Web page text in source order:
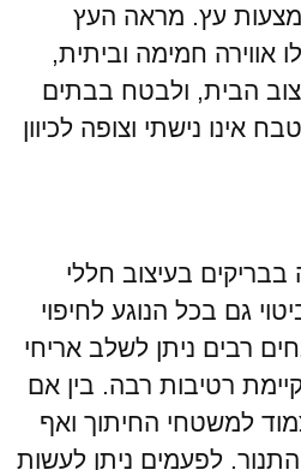
עץ. מראה העץ
חמימה וביתית,
הבית, ולבטח בבתים
אינו נישתי וצופה לכיוון
בעיצוב חללי
גם בכל הנוגע לחיפוי
רבים ניתן לשלב אריחי
רטיבות רבה. בין אם
למשטחי החיתוך ואף
לפעמים ניתן לעשות